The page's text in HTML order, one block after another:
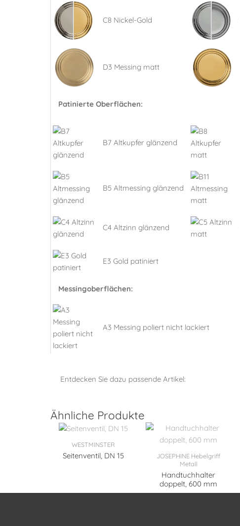
C8 Nickel-Gold
D3 Messing matt
Patinierte Oberflächen:
B7 Altkupfer glänzend
B5 Altmessing glänzend
C4 Altzinn glänzend
E3 Gold patiniert
Messingoberflächen:
A3 Messing poliert nicht lackiert
Entdecken Sie dazu passende Artikel:
Ähnliche Produkte
WESTMINSTER
Seitenventil, DN 15
JOSEPHINE Hebelgriff
Metall
Handtuchhalter
doppelt, 600 mm